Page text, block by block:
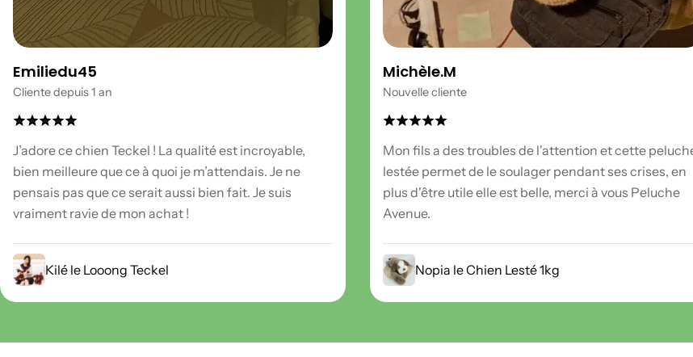
Emiliedu45
Cliente depuis 1 an
J’adore ce chien Teckel ! La qualité est incroyable,
bien meilleure que ce à quoi je m’attendais. Je ne
pensais pas que ce serait aussi bien fait. Je suis
vraiment ravie de mon achat !
Kilé le Looong Teckel
Michèle.M
Nouvelle cliente
Mon fils a des troubles de l'attention et cette
lestée permet de le soulager pendant ses crises, en
plus d'être utile elle est belle, merci à vous Peluche
Avenue.
Nopia le Chien Lesté 1kg